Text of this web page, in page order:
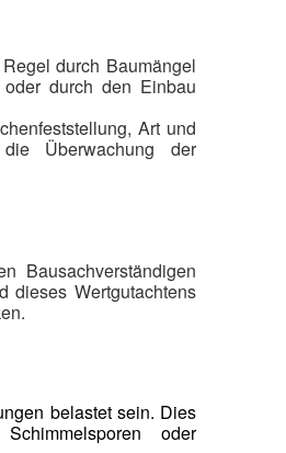
durch Baumängel
durch den Einbau
Art und
Überwachung der
Bausachverständigen
dieses Wertgutachtens
belastet sein. Dies
Schimmelsporen oder